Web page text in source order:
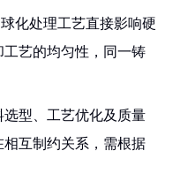
化处理工艺直接影响硬
艺的均匀性，同一铸
选型、工艺优化及质量
互制约关系，需根据